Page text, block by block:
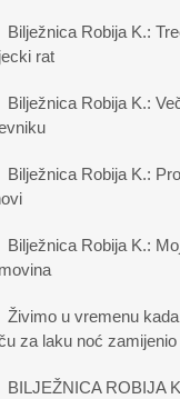
Bilježnica Robija K.:
rat
Bilježnica Robija K.:
Bilježnica Robija K.:
Bilježnica Robija K.:
Živimo u vremenu
za laku noć zamijenio
BILJEŽNICA ROBIJA